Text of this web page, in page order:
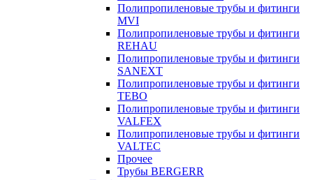
Полипропиленовые трубы и фитинги
MVI
Полипропиленовые трубы и фитинги
REHAU
Полипропиленовые трубы и фитинги
SANEXT
Полипропиленовые трубы и фитинги
TEBO
Полипропиленовые трубы и фитинги
VALFEX
Полипропиленовые трубы и фитинги
VALTEC
Прочее
Трубы BERGERR